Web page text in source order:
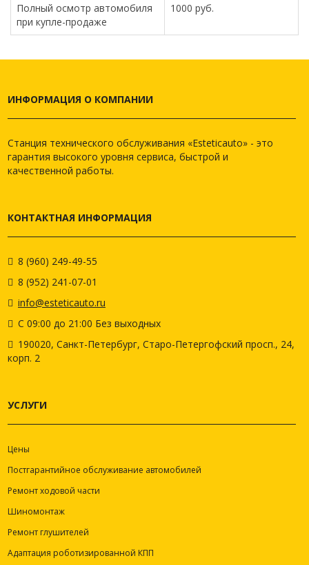
Полный осмотр автомобиля
при купле-продаже
1000 руб.
ИНФОРМАЦИЯ О КОМПАНИИ
Станция технического обслуживания «Esteticauto» - это
гарантия высокого уровня сервиса, быстрой и
качественной работы.
КОНТАКТНАЯ ИНФОРМАЦИЯ
8 (960) 249-49-55
8 (952) 241-07-01
info@esteticauto.ru
С 09:00 до 21:00 Без выходных
190020, Санкт-Петербург, Старо-Петергофский просп., 24,
корп. 2
УСЛУГИ
Цены
Постгарантийное обслуживание автомобилей
Ремонт ходовой части
Шиномонтаж
Ремонт глушителей
Адаптация роботизированной КПП